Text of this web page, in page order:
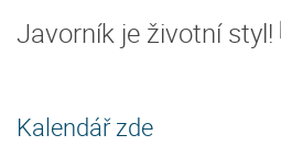
Javorník je životní styl!
Kalendář zde